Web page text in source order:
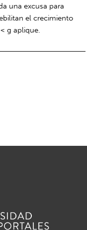
una excusa para
el crecimiento
g aplique.